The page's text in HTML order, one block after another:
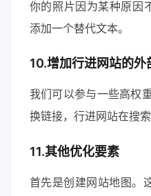
你的照片因为某种原因
添加一个替代文本。
10.增加行进网站的外
我们可以参与一些高权
换链接，行进网站在搜索
11.其他优化要素
首先是创建网站地图。